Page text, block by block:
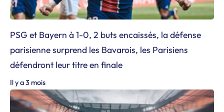
PSG et Bayern à 1-0, 2 buts encaissés, la défense
parisienne surprend les Bavarois, les Parisiens
défendront leur titre en finale
Il y a 3 mois